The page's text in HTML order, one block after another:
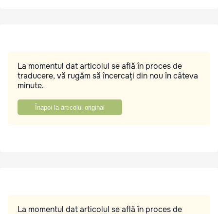
La momentul dat articolul se află în proces de
traducere, vă rugăm să încercați din nou în câteva
minute.
Înapoi la articolul original
La momentul dat articolul se află în proces de